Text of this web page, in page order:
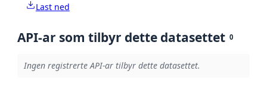
Last ned
API-ar som tilbyr dette datasettet 0
Ingen registrerte API-ar tilbyr dette datasettet.